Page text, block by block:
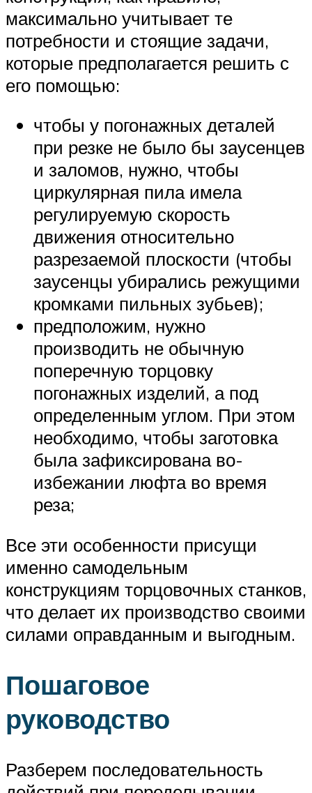
максимально учитывает те
потребности и стоящие задачи,
которые предполагается решить с
его помощью:
чтобы у погонажных деталей
при резке не было бы заусенцев
и заломов, нужно, чтобы
циркулярная пила имела
регулируемую скорость
движения относительно
разрезаемой плоскости (чтобы
заусенцы убирались режущими
кромками пильных зубьев);
предположим, нужно
производить не обычную
поперечную торцовку
погонажных изделий, а под
определенным углом. При этом
необходимо, чтобы заготовка
была зафиксирована во-
избежании люфта во время
реза;
Все эти особенности присущи
именно самодельным
конструкциям торцовочных станков,
что делает их производство своими
силами оправданным и выгодным.
Пошаговое
руководство
Разберем последовательность